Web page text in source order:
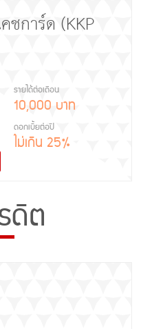
ชการ์ด (KKP
รายได้ต่อเดือน
10,000 บาท
ดอกเบี้ยต่อปี
ไม่เกิน 25%
ดิต